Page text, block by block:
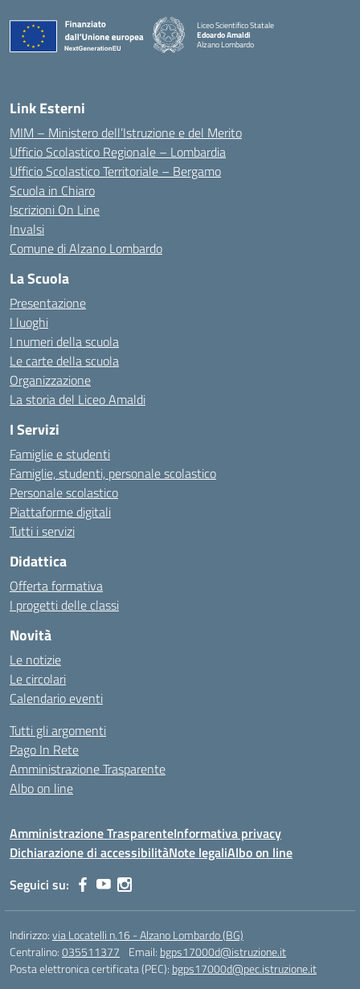
Liceo Scientifico Statale
Edoardo Amaldi
Alzano Lombardo
Link Esterni
MIM – Ministero dell’Istruzione e del Merito
Ufficio Scolastico Regionale – Lombardia
Ufficio Scolastico Territoriale – Bergamo
Scuola in Chiaro
Iscrizioni On Line
Invalsi
Comune di Alzano Lombardo
La Scuola
Presentazione
I luoghi
I numeri della scuola
Le carte della scuola
Organizzazione
La storia del Liceo Amaldi
I Servizi
Famiglie e studenti
Famiglie, studenti, personale scolastico
Personale scolastico
Piattaforme digitali
Tutti i servizi
Didattica
Offerta formativa
I progetti delle classi
Novità
Le notizie
Le circolari
Calendario eventi
Tutti gli argomenti
Pago In Rete
Amministrazione Trasparente
Albo on line
Amministrazione TrasparenteInformativa privacy
Dichiarazione di accessibilitàNote legaliAlbo on line
Seguici su:
Indirizzo:via Locatelli n.16 - Alzano Lombardo (BG)
Centralino:035511377 Email: bgps17000d@istruzione.it
Posta elettronica certificata (PEC): bgps17000d@pec.istruzione.it